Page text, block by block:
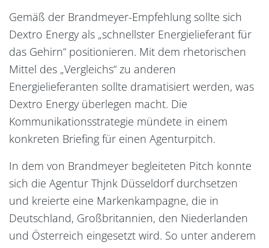
Gemäß der Brandmeyer-Empfehlung sollte sich
Dextro Energy als „schnellster Energielieferant für
das Gehirn“ positionieren. Mit dem rhetorischen
Mittel des „Vergleichs“ zu anderen
Energielieferanten sollte dramatisiert werden, was
Dextro Energy überlegen macht. Die
Kommunikationsstrategie mündete in einem
konkreten Briefing für einen Agenturpitch.
In dem von Brandmeyer begleiteten Pitch konnte
sich die Agentur Thjnk Düsseldorf durchsetzen
und kreierte eine Markenkampagne, die in
Deutschland, Großbritannien, den Niederlanden
und Österreich eingesetzt wird. So unter anderem